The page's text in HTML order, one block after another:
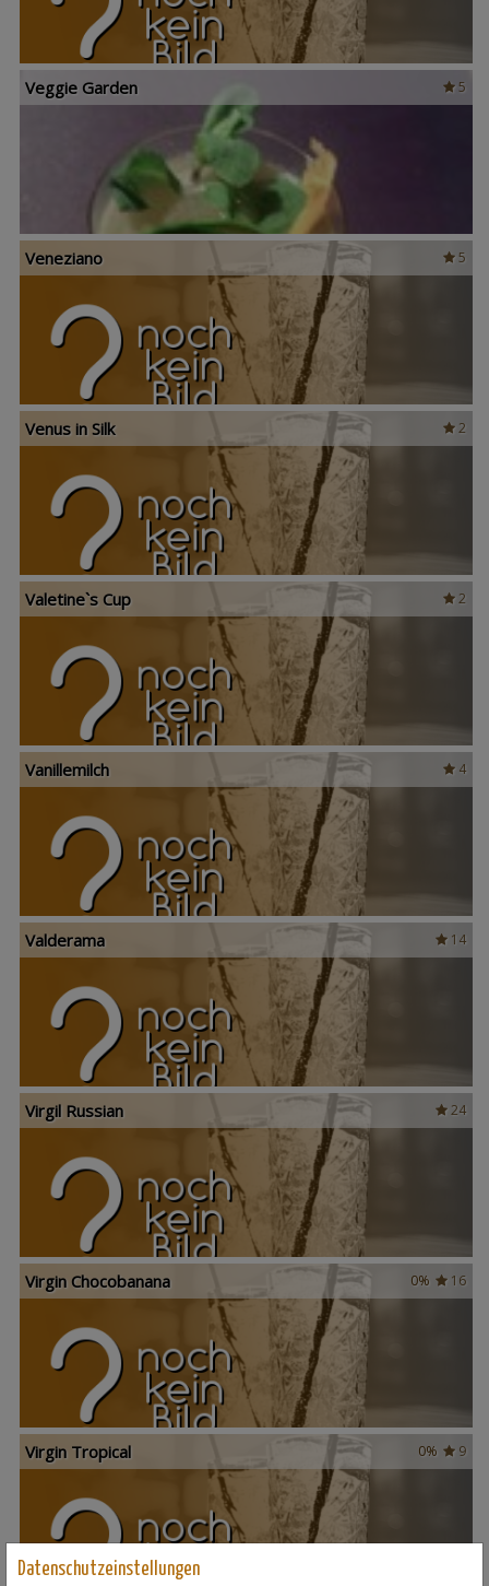
5
Veggie Garden
5
Veneziano
2
Venus in Silk
2
Valetine`s Cup
4
Vanillemilch
14
Valderama
24
Virgil Russian
16
0%
Virgin Chocobanana
9
0%
Virgin Tropical
Datenschutzeinstellungen